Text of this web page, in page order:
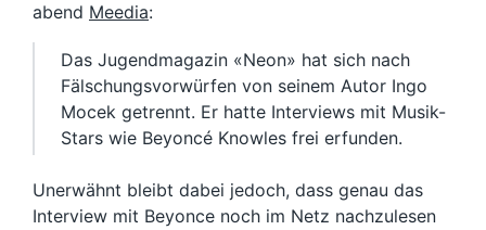
abend Meedia:
Das Jugendmagazin «Neon» hat sich nach
Fälschungsvorwürfen von seinem Autor Ingo
Mocek getrennt. Er hatte Interviews mit Musik-
Stars wie Beyoncé Knowles frei erfunden.
Unerwähnt bleibt dabei jedoch, dass genau das
Interview mit Beyonce noch im Netz nachzulesen